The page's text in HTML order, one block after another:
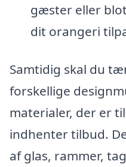
gæster eller
dit orangeri
Samtidig skal du
forskellige
materialer, der er
indhenter tilbud.
af glas, rammer,